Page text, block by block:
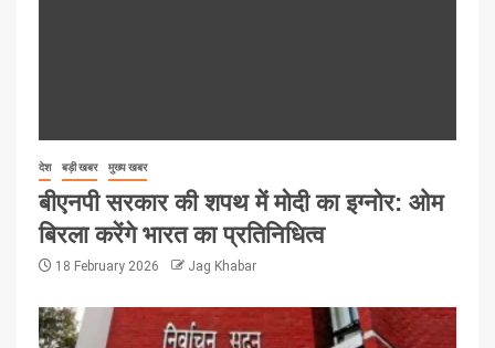
देश बड़ी खबर मुख्य खबर
बीएनपी सरकार की शपथ में मोदी का इग्नोर: ओम
बिरला करेंगे भारत का प्रतिनिधित्व
18 February 2026 Jag Khabar